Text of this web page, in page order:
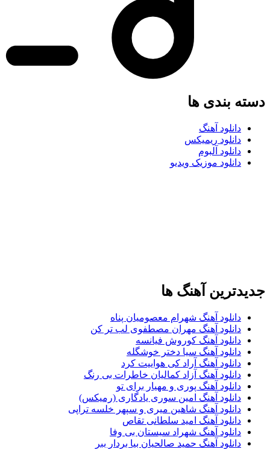
دسته بندی ها
دانلود آهنگ
دانلود ریمیکس
دانلود آلبوم
دانلود موزیک ویدیو
جدیدترین آهنگ ها
دانلود آهنگ شهرام معصومیان پناه
دانلود آهنگ مهران مصطفوی لب تر کن
دانلود آهنگ کوروش فیانسه
دانلود آهنگ سیا دختر خوشگله
دانلود آهنگ آراد کی هواییت کرد
دانلود آهنگ آزاد کمالیان خاطرات بی رنگ
دانلود آهنگ پوری و مهیار برای تو
دانلود آهنگ امین سوری یادگاری (رمیکس)
دانلود آهنگ شاهین میری و سپهر خلسه تراپی
دانلود آهنگ امید سلطانی تقاص
دانلود آهنگ شهراد سیستان بی وفا
دانلود آهنگ حمید صالحیان بیا بردار ببر